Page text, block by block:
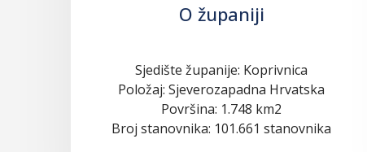
O županiji
Sjedište županije: Koprivnica
Položaj: Sjeverozapadna Hrvatska
Površina: 1.748 km2
Broj stanovnika: 101.661 stanovnika